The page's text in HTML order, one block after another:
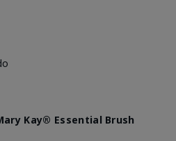
Kay® Essential Brush